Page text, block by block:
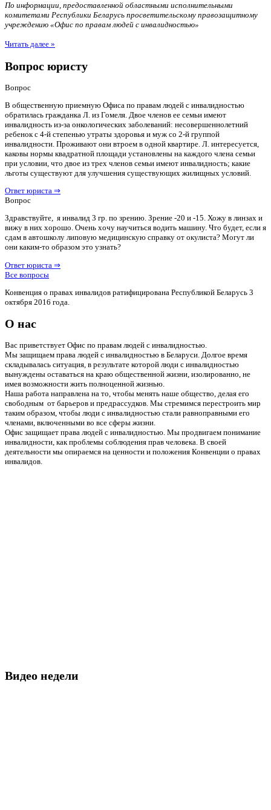
По информации, предоставленной областными исполнительными
комитетами Республики Беларусь просветительскому правозащитному
учреждению «Офис по правам людей с инвалидностью»
Читать далее »
Вопрос юристу
Вопрос
В общественную приемную Офиса по правам людей с инвалидностью
обратилась гражданка Л. из Гомеля. Двое членов ее семьи имеют
инвалидность из-за онкологических заболеваний: несовершеннолетний
ребенок с 4-й степенью утраты здоровья и муж со 2-й группой
инвалидности. Проживают они втроем в одной квартире. Л. интересуется,
каковы нормы квадратной площади установлены на каждого члена семьи
при условии, что двое из трех членов семьи имеют инвалидность; какие
льготы существуют для улучшения существующих жилищных условий.
Ответ юриста ⇒
Вопрос
Здравствуйте, я инвалид 3 гр. по зрению. Зрение -20 и -15. Хожу в линзах и
вижу в них хорошо. Очень хочу научиться водить машину. Что будет, если я
сдам в автошколу липовую медицинскую справку от окулиста? Могут ли
они каким-то образом это узнать?
Ответ юриста ⇒
Все вопросы
Конвенция о правах инвалидов ратифицирована Республикой Беларусь 3
октября 2016 года.
О нас
Вас приветствует Офис по правам людей с инвалидностью.
Мы защищаем права людей с инвалидностью в Беларуси. Долгое время
складывалась ситуация, в результате которой люди с инвалидностью
вынуждены оставаться на краю общественной жизни, изолированно, не
имея возможности жить полноценной жизнью.
Наша работа направлена на то, чтобы менять наше общество, делая его
свободным от барьеров и предрассудков. Мы стремимся перестроить мир
таким образом, чтобы люди с инвалидностью стали равноправными его
членами, включенными во все сферы жизни.
Офис защищает права людей с инвалидностью. Мы продвигаем понимание
инвалидности, как проблемы соблюдения прав человека. В своей
деятельности мы опираемся на ценности и положения Конвенции о правах
инвалидов.
Видео недели